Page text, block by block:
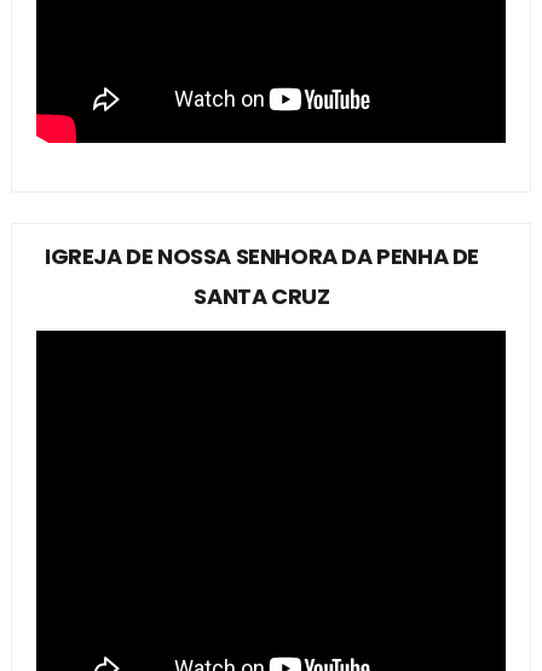
IGREJA DE NOSSA SENHORA DA PENHA DE
SANTA CRUZ